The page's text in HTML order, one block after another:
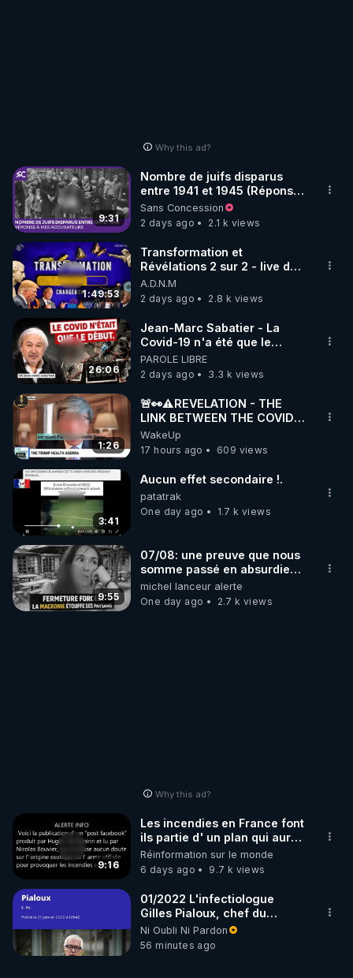
Why this ad?
9:31
Nombre de juifs disparus
entre 1941 et 1945 (Réponse
à mes accusateurs)
Sans Concession
2 days ago
2.1 k views
1:49:53
Transformation et
Révélations 2 sur 2 - live du
07/08/26
A.D.N.M
2 days ago
2.8 k views
26:06
Jean-Marc Sabatier - La
Covid-19 n'a été que le
début - L'ARNm & l'ARNm-aa
jusqu où auront-t-il ?
PAROLE LIBRE
2 days ago
3.3 k views
1:26
🚨👀⚠️REVELATION - THE
LINK BETWEEN THE COVID
VACCINE AND CANCER -LIEN
VACCIN COVID ET CANCER
WakeUp
17 hours ago
609 views
3:41
Aucun effet secondaire !.
patatrak
One day ago
1.7 k views
9:55
07/08: une preuve que nous
somme passé en absurdie
une dictature qui veut faire
taire ses opposant !
michel lanceur alerte
One day ago
2.7 k views
Why this ad?
9:16
Les incendies en France font
ils partie d' un plan qui aurait
débuté le 11 septembre 2001
?
Réinformation sur le monde
6 days ago
9.7 k views
01/2022 L'infectiologue
Gilles Pialoux, chef du
service des maladies
infectieuses de l'hôpital
Tenon, pointe « l'absence de
Ni Oubli Ni Pardon
56 minutes ago